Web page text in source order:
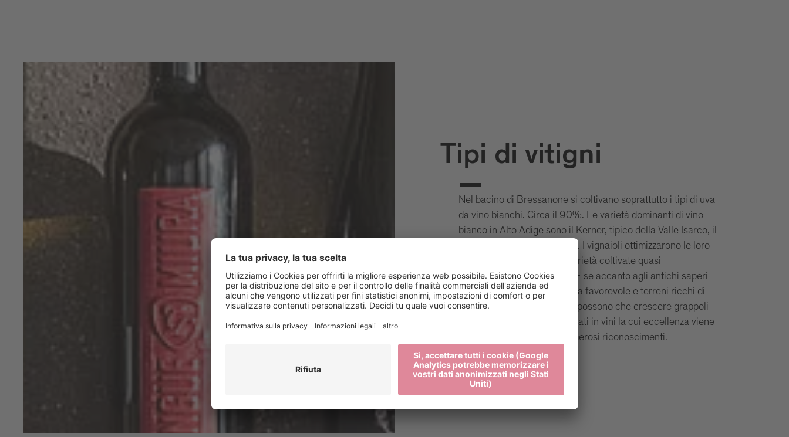
Tipi di vitigni
Nel bacino di Bressanone si coltivano soprattutto i tipi di uva
da vino bianchi. Circa il 90%. Le varietà dominanti di vino
bianco in Alto Adige sono il Kerner, tipico della Valle Isarco, il
Sylvaner e il Müller Thurgau. I vignaioli ottimizzarono le loro
conoscenze riguardo alle varietà coltivate quasi
esclusivamente in purezza. E se accanto agli antichi saperi
madre natura regala un clima favorevole e terreni ricchi di
minerali, in Valle Isarco non possono che crescere grappoli
d’uva che verranno trasformati in vini la cui eccellenza viene
premiata ogni anno con numerosi riconoscimenti.